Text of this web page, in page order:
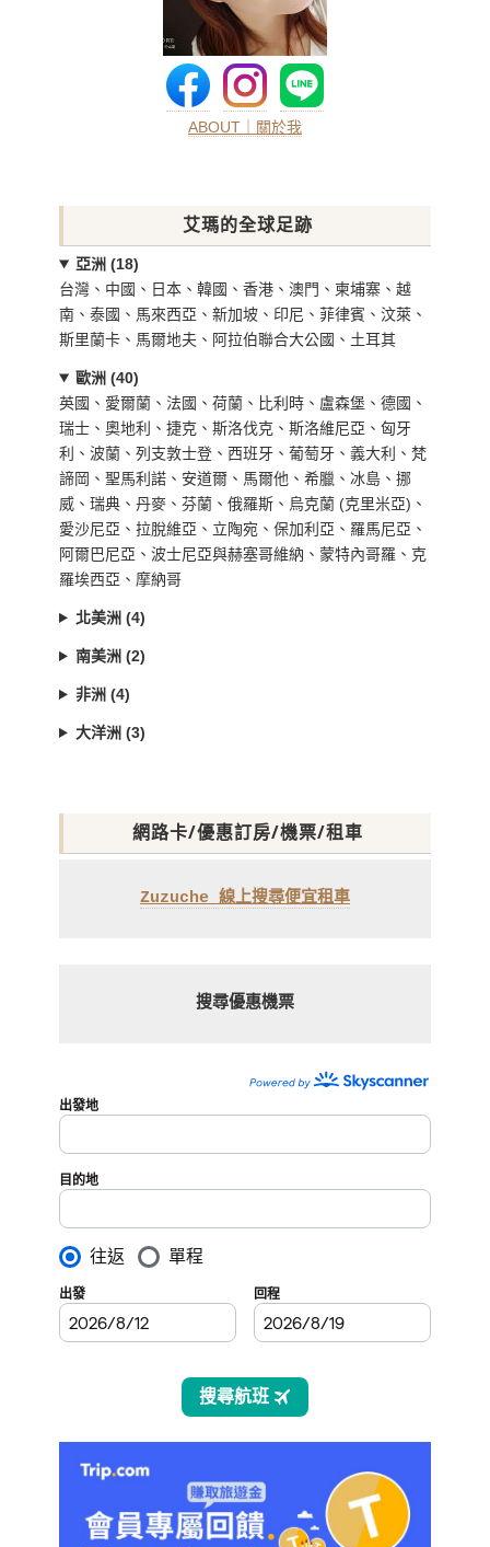
ABOUT｜關於我
艾瑪的全球足跡
亞洲 (18)
台灣、中國、日本、韓國、香港、澳門、柬埔寨、越
南、泰國、馬來西亞、新加坡、印尼、菲律賓、汶萊、
斯里蘭卡、馬爾地夫、阿拉伯聯合大公國、土耳其
歐洲 (40)
英國、愛爾蘭、法國、荷蘭、比利時、盧森堡、德國、
瑞士、奧地利、捷克、斯洛伐克、斯洛維尼亞、匈牙
利、波蘭、列支敦士登、西班牙、葡萄牙、義大利、梵
諦岡、聖馬利諾、安道爾、馬爾他、希臘、冰島、挪
威、瑞典、丹麥、芬蘭、俄羅斯、烏克蘭 (克里米亞)、
愛沙尼亞、拉脫維亞、立陶宛、保加利亞、羅馬尼亞、
阿爾巴尼亞、波士尼亞與赫塞哥維納、蒙特內哥羅、克
羅埃西亞、摩納哥
北美洲 (4)
南美洲 (2)
非洲 (4)
大洋洲 (3)
網路卡/優惠訂房/機票/租車
Zuzuche 線上搜尋便宜租車
搜尋優惠機票